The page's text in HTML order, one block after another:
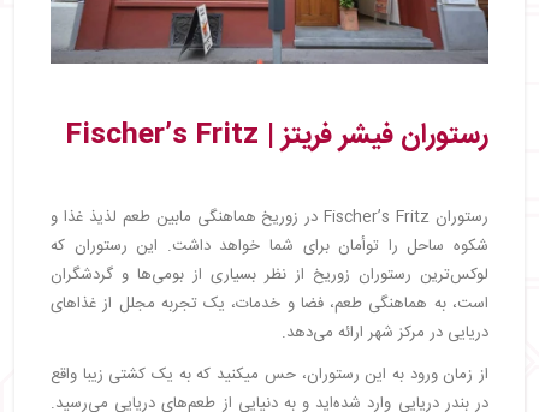
رستوران فیشر فریتز | Fischer’s Fritz
رستوران Fischer’s Fritz در زوریخ هماهنگی مابین طعم لذیذ غذا و
شکوه ساحل را توأمان برای شما خواهد داشت. این رستوران که
لوکس‌ترین رستوران زوریخ از نظر بسیاری از بومی‌ها و گردشگران
است، به هماهنگی طعم، فضا و خدمات، یک تجربه مجلل از غذاهای
دریایی در مرکز شهر ارائه می‌دهد.
از زمان ورود به این رستوران، حس میکنید که به یک کشتی زیبا واقع
در بندر دریایی وارد شده‌اید و به دنیایی از طعم‌های دریایی می‌رسید.